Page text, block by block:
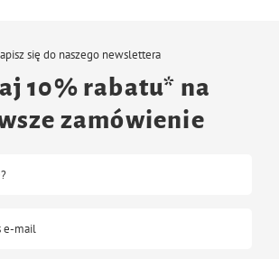
się do naszego newslettera
10% rabatu* na
zamówienie
e-mail